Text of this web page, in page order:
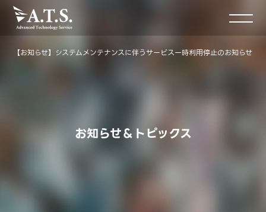
お知らせ＆トピックス
【お知らせ】システムメンテナンスに伴うサービス一時利用停止のお知らせ